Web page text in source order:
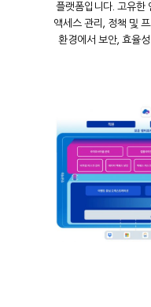
플랫폼입니다. 고유한
액세스관리, 정책 및
환경에서 보안, 효율성